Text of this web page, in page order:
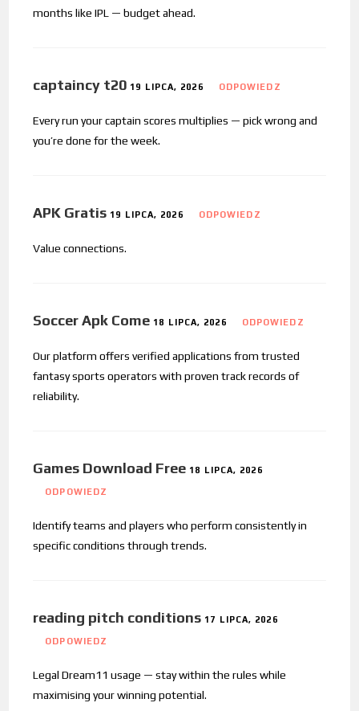
months like IPL — budget ahead.
captaincy t20 19 LIPCA, 2026 ODPOWIEDZ
Every run your captain scores multiplies — pick wrong and
you’re done for the week.
APK Gratis 19 LIPCA, 2026 ODPOWIEDZ
Value connections.
Soccer Apk Come 18 LIPCA, 2026 ODPOWIEDZ
Our platform offers verified applications from trusted
fantasy sports operators with proven track records of
reliability.
Games Download Free 18 LIPCA, 2026
ODPOWIEDZ
Identify teams and players who perform consistently in
specific conditions through trends.
reading pitch conditions 17 LIPCA, 2026
ODPOWIEDZ
Legal Dream11 usage — stay within the rules while
maximising your winning potential.